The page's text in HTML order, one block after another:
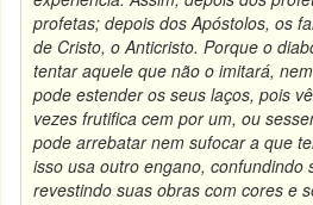
profetas; depois dos Apóstolos, os
de Cristo, o Anticristo. Porque o
tentar aquele que não o imitará,
pode estender os seus laços, pois
vezes frutifica cem por um, ou
pode arrebatar nem sufocar a que
isso usa outro engano, confundindo
revestindo suas obras com cores e